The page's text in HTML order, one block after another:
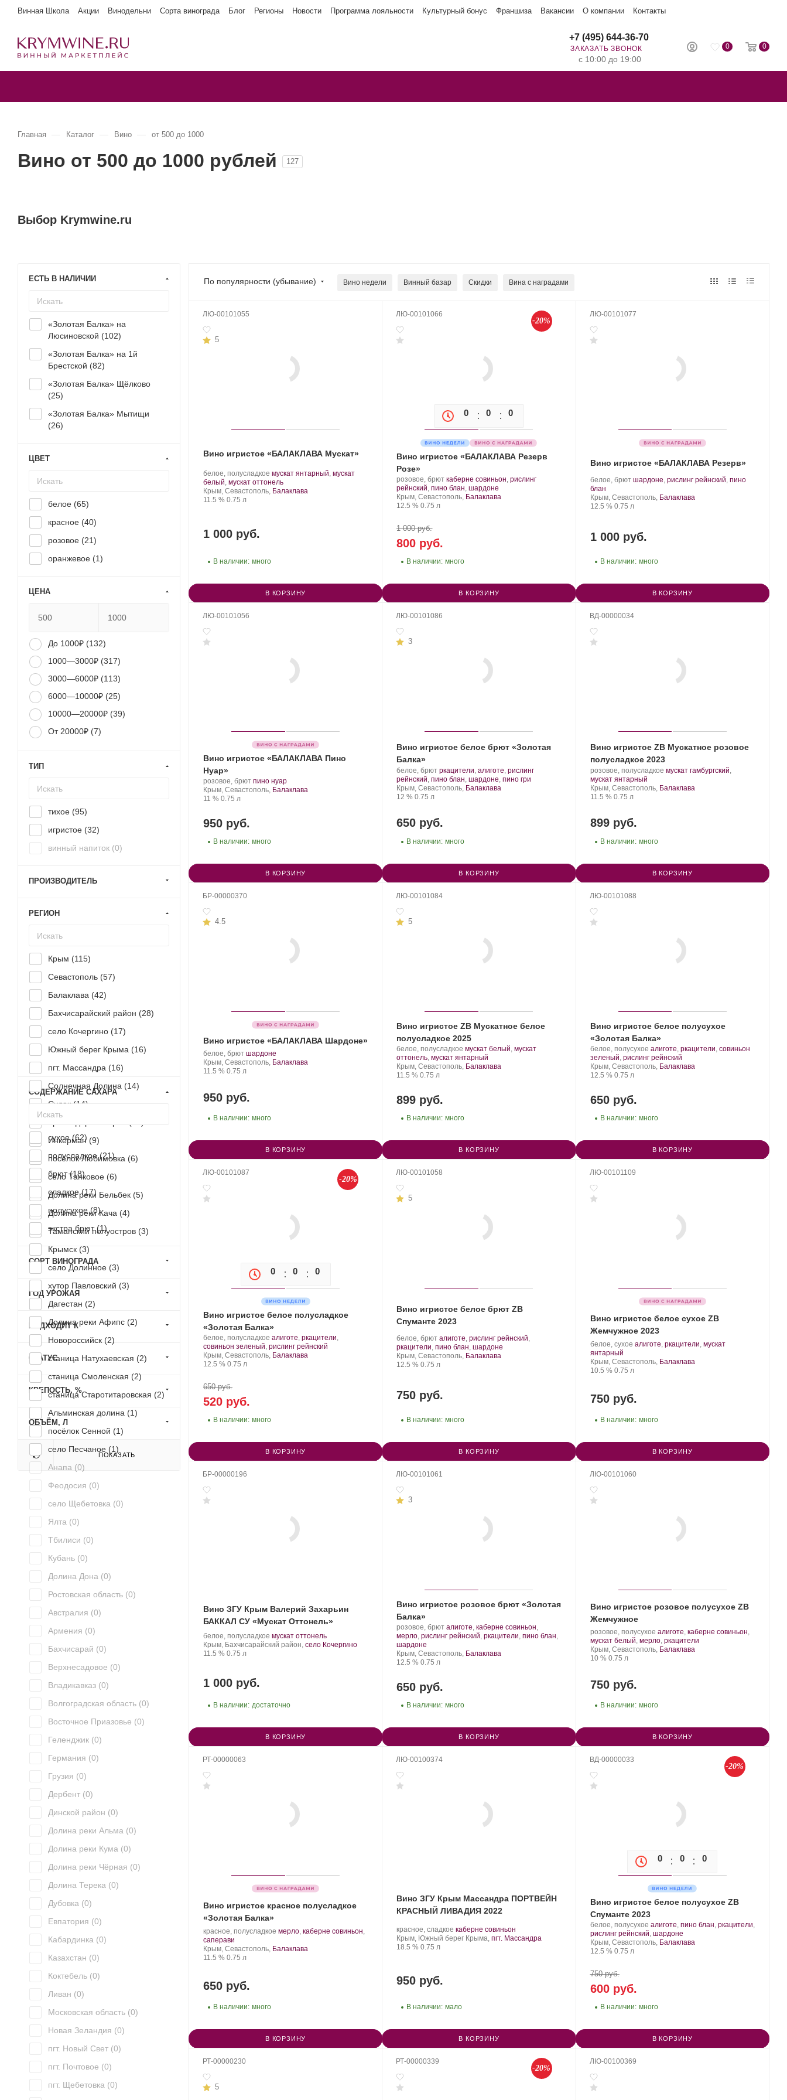
Винная Школа Акции Винодельни Сорта винограда Блог Регионы Новости Программа лояльности Культурный бонус Франшиза Вакансии О компании Контакты
0 0
+7 (495) 644-36-70
ЗАКАЗАТЬ ЗВОНОК
с 10:00 до 19:00
Главная — Каталог — Вино — от 500 до 1000
Вино от 500 до 1000 рублей 127
Выбор Krymwine.ru
По популярности (убывание) Вино недели Винный базар Скидки Вина с наградами
ЛЮ-00101055
5
Вино игристое «БАЛАКЛАВА Мускат»
Производитель:
Золотая
Балка.
белое, полусладкое .
Сорт
винограда:
мускат янтарный, мускат
белый, мускат оттонель.
Регион:
Крым, Севастополь, Балаклава
Крепость
11.5 %. Объем
0.75 л
1 000 руб.
В наличии: много
В КОРЗИНУ
ЛЮ-00101066
-20%
0 0 0
Вино игристое «БАЛАКЛАВА Резерв
Розе»
Производитель:
Золотая
Балка.
розовое, брют .
Сорт
винограда:
каберне совиньон,рислинг
рейнский,пино блан,шардоне
Регион:
Крым, Севастополь, Балаклава
Крепость
12.5 %. Объем
0.75 л
800 руб.
1 000 руб.
В наличии: много
В КОРЗИНУ
ЛЮ-00101077
Вино игристое «БАЛАКЛАВА Резерв»
Производитель:
Золотая
Балка.
белое, брют .
винограда:
шардоне рислинг рейнский пино
блан.
Регион:
Крым, Севастополь, Балаклава
Крепость
12.5 %. Объем
0.75 л
1 000 руб.
В наличии: много
В КОРЗИНУ
ЛЮ-00101056
Вино игристое «БАЛАКЛАВА Пино
Нуар»
Производитель:
Золотая
Балка.
розовое, брют .
Сорт
пино нуар.
Регион:
Крым, Севастополь, Балаклава
Крепость
11 %. Объем
0.75 л
950 руб.
В наличии: много
В КОРЗИНУ
ЛЮ-00101086
3
Вино игристое белое брют «Золотая
Балка»
Производитель:
Золотая
Балка.
белое, брют .
Сорт
винограда:
ркацители,алиготе,рислинг
рейнский,пино блан,шардоне,пино гри
Регион:
Крым, Севастополь, Балаклава
Крепость
12 %. Объем
0.75 л
650 руб.
В наличии: много
В КОРЗИНУ
ВД-00000034
Вино игристое ZB Мускатное розовое
полусладкое 2023
Производитель:
Золотая
Балка.
розовое, полусладкое .
винограда:
мускат гамбургский,
мускат янтарный.
Регион:
Крым, Севастополь, Балаклава
Крепость
11.5 %. Объем
0.75 л
899 руб.
В наличии: много
В КОРЗИНУ
БР-00000370
4.5
Вино игристое «БАЛАКЛАВА Шардоне»
Производитель:
Золотая
Балка.
белое, брют .
Сорт
винограда:
шардоне
Регион:
Крым, Севастополь, Балаклава
Крепость
11.5 %. Объем
0.75 л
950 руб.
В наличии: много
В КОРЗИНУ
ЛЮ-00101084
5
Вино игристое ZB Мускатное белое
полусладкое 2025
Производитель:
Золотая
Балка.
белое, полусладкое .
Сорт
винограда:
мускат белый,мускат
оттонель,мускат янтарный
Регион:
Крым, Севастополь, Балаклава
Крепость
11.5 %. Объем
0.75 л
899 руб.
В наличии: много
В КОРЗИНУ
ЛЮ-00101088
Вино игристое белое полусухое
«Золотая Балка»
Производитель:
Золотая
Балка.
белое, полусухое .
Сорт
винограда:
алиготе, ркацители, совиньон
зеленый, рислинг рейнский.
Регион:
Крым, Севастополь, Балаклава
Крепость
12.5 %. Объем
0.75 л
650 руб.
В наличии: много
В КОРЗИНУ
ЛЮ-00101087
-20%
0 0 0
Вино игристое белое полусладкое
«Золотая Балка»
Производитель:
Золотая
Балка.
белое, полусладкое .
Сорт
винограда:
алиготе, ркацители,
совиньон зеленый, рислинг рейнский
Регион:
Крым, Севастополь, Балаклава
Крепость
12.5 %. Объем
0.75 л
520 руб.
650 руб.
В наличии: много
В КОРЗИНУ
ЛЮ-00101058
5
Вино игристое белое брют ZB
Спуманте 2023
Производитель:
Золотая
Балка.
белое, брют .
Сорт
винограда:
алиготе ,рислинг рейнский
ркацители ,пино блан ,шардоне
Регион:
Крым, Севастополь, Балаклава
Крепость
12.5 %. Объем
0.75 л
750 руб.
В наличии: много
В КОРЗИНУ
ЛЮ-00101109
Вино игристое белое сухое ZB
Жемчужное 2023
Производитель:
Золотая
Балка.
белое, сухое .
винограда:
алиготе, ркацители, мускат
янтарный.
Регион:
Крым, Севастополь, Балаклава
Крепость
10.5 %. Объем
0.75 л
750 руб.
В наличии: много
В КОРЗИНУ
БР-00000196
Вино ЗГУ Крым Валерий Захарьин
БАККАЛ СУ «Мускат Оттонель»
Производитель:
Валерий
Захарьин.
белое, полусладкое .
Сорт
мускат оттонель.
Регион:
Крым, Бахчисарайский район, село Кочергино
Крепость
11.5 %. Объем
0.75 л
1 000 руб.
В наличии: достаточно
В КОРЗИНУ
ЛЮ-00101061
3
Вино игристое розовое брют «Золотая
Балка»
Производитель:
Золотая
Балка.
розовое, брют .
Сорт
алиготе,каберне совиньон,
мерло,рислинг рейнский,ркацители,пино блан,
шардоне
Регион:
Крым, Севастополь, Балаклава
Крепость
12.5 %. Объем
0.75 л
650 руб.
В наличии: много
В КОРЗИНУ
ЛЮ-00101060
Вино игристое розовое полусухое ZB
Жемчужное
Производитель:
Золотая
Балка.
розовое, полусухое .
Сорт
винограда:
алиготе каберне совиньон
мускат белый мерло, ркацители.
Регион:
Крым, Севастополь, Балаклава
Крепость
10 %. Объем
0.75 л
750 руб.
В наличии: много
В КОРЗИНУ
РТ-00000063
Вино игристое красное полусладкое
«Золотая Балка»
Производитель:
Золотая
Балка.
красное, полусладкое .
винограда:
мерло, каберне совиньон,
саперави
Регион:
Крым, Севастополь, Балаклава
Крепость
11.5 %. Объем
0.75 л
650 руб.
В наличии: много
В КОРЗИНУ
ЛЮ-00100374
Вино ЗГУ Крым Массандра ПОРТВЕЙН
КРАСНЫЙ ЛИВАДИЯ 2022
Производитель:
Массандра.
красное, сладкое .
Сорт
каберне совиньон
Регион:
Крым, Южный берег Крыма,пгт. Массандра
Крепость
18.5 %. Объем
0.75 л
950 руб.
В наличии: мало
В КОРЗИНУ
ВД-00000033
-20%
0 0 0
Вино игристое белое полусухое ZB
Спуманте 2023
Производитель:
Золотая
Балка.
белое, полусухое .
Сорт
винограда:
алиготе, пино блан, ркацители,
рислинг рейнский, шардоне.
Регион:
Крым, Севастополь, Балаклава
Крепость
12.5 %. Объем
0.75 л
600 руб.
750 руб.
В наличии: много
В КОРЗИНУ
РТ-00000230
5
РТ-00000339
-20%
ЛЮ-00100369
ЕСТЬ В НАЛИЧИИ
«Золотая Балка» на
Люсиновской (102)
«Золотая Балка» на 1й
Брестской (82)
«Золотая Балка» Щёлково
(25)
«Золотая Балка» Мытищи
(26)
ЦВЕТ
белое (65)
красное (40)
розовое (21)
оранжевое (1)
ЦЕНА
До 1000₽ (132)
1000—3000₽ (317)
3000—6000₽ (113)
6000—10000₽ (25)
10000—20000₽ (39)
От 20000₽ (7)
ТИП
тихое (95)
игристое (32)
винный напиток (0)
ПРОИЗВОДИТЕЛЬ
РЕГИОН
Крым (115)
Севастополь (57)
Балаклава (42)
Бахчисарайский район (28)
село Кочергино (17)
Южный берег Крыма (16)
пгт. Массандра (16)
Солнечная Долина (14)
Судак (14)
Инкерман (9)
посёлок Любимовка (6)
село Танковое (6)
Долина реки Бельбек (5)
Долина реки Кача (4)
Таманский полуостров (3)
Крымск (3)
село Долинное (3)
хутор Павловский (3)
Дагестан (2)
Долина реки Афипс (2)
Новороссийск (2)
станица Натухаевская (2)
станица Смоленская (2)
станица Старотитаровская (2)
Альминская долина (1)
посёлок Сенной (1)
село Песчаное (1)
Анапа (0)
Феодосия (0)
село Щебетовка (0)
Ялта (0)
Тбилиси (0)
Кубань (0)
Долина Дона (0)
Ростовская область (0)
Австралия (0)
Армения (0)
Бахчисарай (0)
Верхнесадовое (0)
Владикавказ (0)
Волгоградская область (0)
Восточное Приазовье (0)
Геленджик (0)
Германия (0)
Грузия (0)
Дербент (0)
Динской район (0)
Долина реки Альма (0)
Долина реки Кума (0)
Долина реки Чёрная (0)
Долина Терека (0)
Дубовка (0)
Евпатория (0)
Кабардинка (0)
Казахстан (0)
Коктебель (0)
Ливан (0)
Московская область (0)
Новая Зеландия (0)
пгт. Новый Свет (0)
пгт. Почтовое (0)
пгт. Щебетовка (0)
СОДЕРЖАНИЕ САХАРА
сухое (62)
полусладкое (21)
брют (18)
сладкое (17)
полусухое (8)
экстра брют (1)
СОРТ ВИНОГРАДА
ГОД УРОЖАЯ
ПОДХОДИТ К
СТАТУС
КРЕПОСТЬ, %
ОБЪЁМ, Л
ПОКАЗАТЬ